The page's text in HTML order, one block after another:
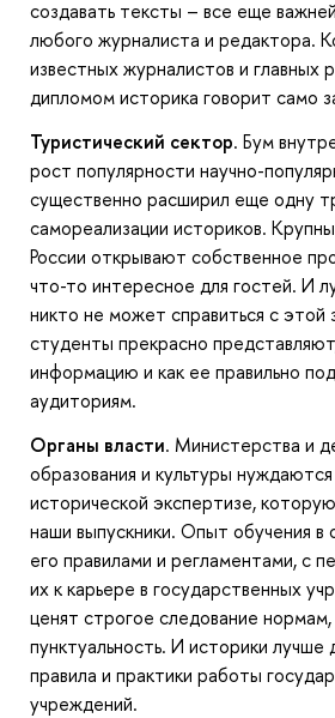
создавать тексты – все еще
любого журналиста и редактора.
известных журналистов и главных
дипломом историка говорит само
Туристический сектор. Бум
рост популярности научно-
существенно расширил еще одну
самореализации историков.
России открывают собственное
что-то интересное для гостей. И
никто не может справиться с этой
студенты прекрасно
информацию и как ее правильно
аудиториям.
Органы власти. Министерства и
образования и культуры
исторической экспертизе,
наши выпускники. Опыт обучения в
его правилами и регламентами, с
их к карьере в государственных
ценят строгое следование
пунктуальность. И историки лучше
правила и практики работы
учреждений.